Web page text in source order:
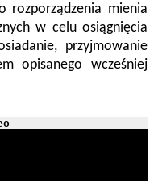
rozporządzenia mienia
w celu osiągnięcia
przyjmowanie
opisanego wcześniej